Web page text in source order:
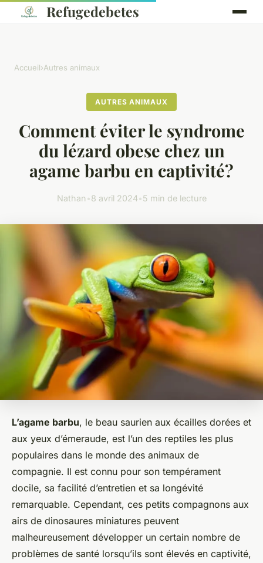
Refugedebetes
Accueil›Autres animaux
AUTRES ANIMAUX
Comment éviter le syndrome
du lézard obese chez un
agame barbu en captivité?
Nathan •8 avril 2024•5 min de lecture
L’agame barbu, le beau saurien aux écailles dorées et
aux yeux d’émeraude, est l’un des reptiles les plus
populaires dans le monde des animaux de
compagnie. Il est connu pour son tempérament
docile, sa facilité d’entretien et sa longévité
remarquable. Cependant, ces petits compagnons aux
airs de dinosaures miniatures peuvent
malheureusement développer un certain nombre de
problèmes de santé lorsqu’ils sont élevés en captivité,